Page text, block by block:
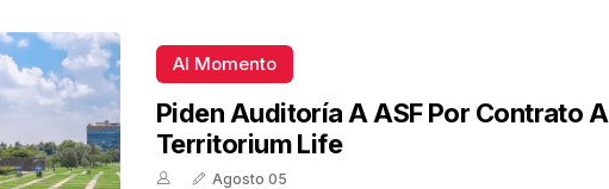
Al Momento
Piden Auditoría A ASF Por Contrato A
Territorium Life
Agosto 05